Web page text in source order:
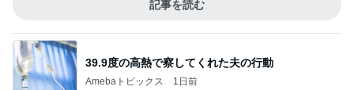
記事を読む
39.9度の高熱で察してくれた夫の行動
Amebaトピックス 1日前